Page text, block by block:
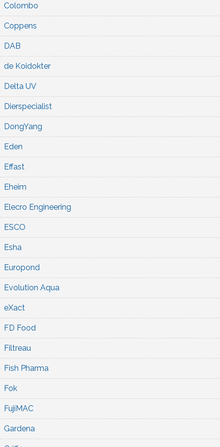
Colombo
Coppens
DAB
de Koidokter
Delta UV
Dierspecialist
DongYang
Eden
Effast
Eheim
Elecro Engineering
ESCO
Esha
Europond
Evolution Aqua
eXact
FD Food
Filtreau
Fish Pharma
Fok
FujiMAC
Gardena